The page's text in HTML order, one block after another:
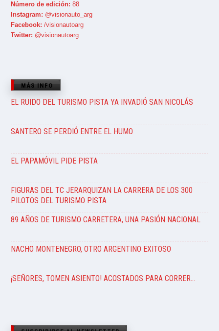
Número de edición: 88
Instagram: @visionauto_arg
Facebook: /visionautoarg
Twitter: @visionautoarg
MÁS INFO
EL RUIDO DEL TURISMO PISTA YA INVADIÓ SAN NICOLÁS
SANTERO SE PERDIÓ ENTRE EL HUMO
EL PAPAMÓVIL PIDE PISTA
FIGURAS DEL TC JERARQUIZAN LA CARRERA DE LOS 300
PILOTOS DEL TURISMO PISTA
89 AÑOS DE TURISMO CARRETERA, UNA PASIÓN NACIONAL
NACHO MONTENEGRO, OTRO ARGENTINO EXITOSO
¡SEÑORES, TOMEN ASIENTO! ACOSTADOS PARA CORRER…